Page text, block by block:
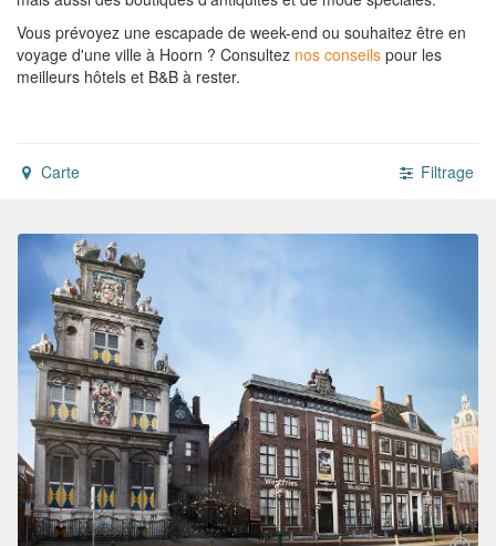
Vous prévoyez une escapade de week-end ou souhaitez être en
voyage d'une ville à Hoorn ? Consultez nos conseils pour les
meilleurs hôtels et B&B à rester.
Carte Filtrage